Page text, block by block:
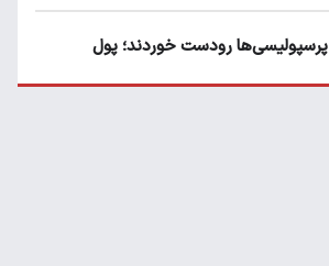
پرسپولیسی‌ها رودست خوردند؛ پول